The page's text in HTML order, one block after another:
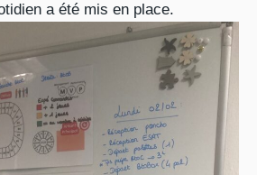
a été mis en place.